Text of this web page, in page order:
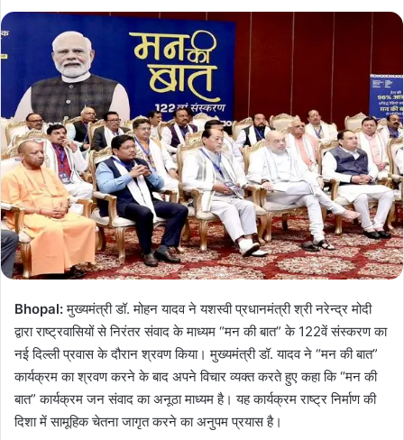
Bhopal:मुख्यमंत्री डॉ. मोहन यादव ने यशस्वी प्रधानमंत्री श्री नरेन्द्र मोदी
द्वारा राष्ट्रवासियों से निरंतर संवाद के माध्यम “मन की बात” के 122वें संस्करण का
नई दिल्ली प्रवास के दौरान श्रवण किया। मुख्यमंत्री डॉ. यादव ने “मन की बात”
कार्यक्रम का श्रवण करने के बाद अपने विचार व्यक्त करते हुए कहा कि “मन की
बात” कार्यक्रम जन संवाद का अनूठा माध्यम है। यह कार्यक्रम राष्ट्र निर्माण की
दिशा में सामूहिक चेतना जागृत करने का अनुपम प्रयास है।